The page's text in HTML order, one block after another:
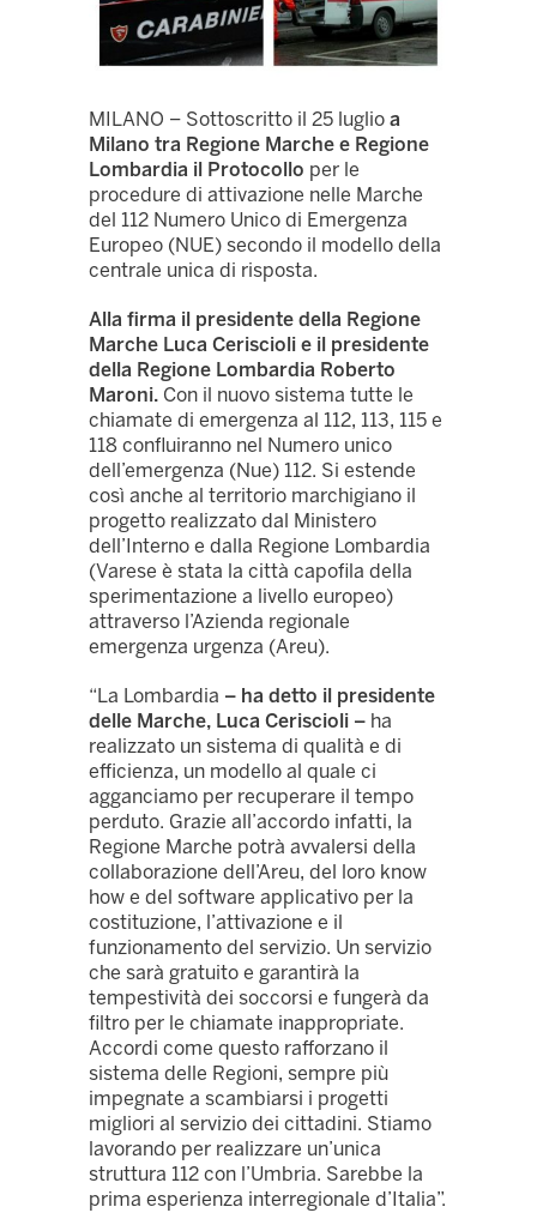
MILANO – Sottoscritto il 25 luglio a
Milano tra Regione Marche e Regione
Lombardia il Protocollo per le
procedure di attivazione nelle Marche
del 112 Numero Unico di Emergenza
Europeo (NUE) secondo il modello della
centrale unica di risposta.
Alla firma il presidente della Regione
Marche Luca Ceriscioli e il presidente
della Regione Lombardia Roberto
Maroni. Con il nuovo sistema tutte le
chiamate di emergenza al 112, 113, 115 e
118 confluiranno nel Numero unico
dell’emergenza (Nue) 112. Si estende
così anche al territorio marchigiano il
progetto realizzato dal Ministero
dell’Interno e dalla Regione Lombardia
(Varese è stata la città capofila della
sperimentazione a livello europeo)
attraverso l’Azienda regionale
emergenza urgenza (Areu).
“La Lombardia – ha detto il presidente
delle Marche, Luca Ceriscioli – ha
realizzato un sistema di qualità e di
efficienza, un modello al quale ci
agganciamo per recuperare il tempo
perduto. Grazie all’accordo infatti, la
Regione Marche potrà avvalersi della
collaborazione dell’Areu, del loro know
how e del software applicativo per la
costituzione, l’attivazione e il
funzionamento del servizio. Un servizio
che sarà gratuito e garantirà la
tempestività dei soccorsi e fungerà da
filtro per le chiamate inappropriate.
Accordi come questo rafforzano il
sistema delle Regioni, sempre più
impegnate a scambiarsi i progetti
migliori al servizio dei cittadini. Stiamo
lavorando per realizzare un’unica
struttura 112 con l’Umbria. Sarebbe la
prima esperienza interregionale d’Italia”.